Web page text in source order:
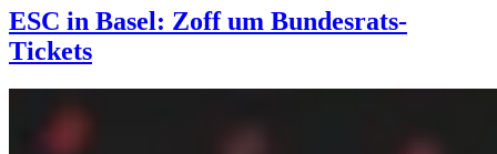
ESC in Basel: Zoff um Bundesrats-
Tickets